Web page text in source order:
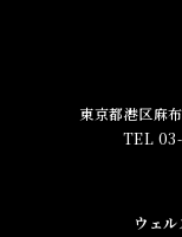
東京都港区麻
TEL
ウェ